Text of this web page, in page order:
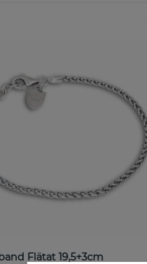
Flätat 19,5+3cm